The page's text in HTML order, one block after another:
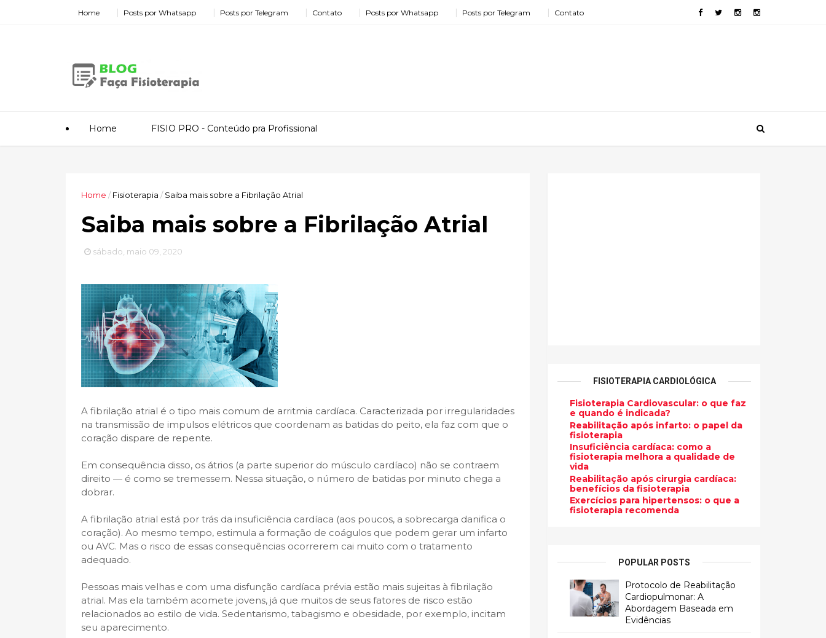
Home Posts por Whatsapp Posts por Telegram Contato Posts por Whatsapp Posts por Telegram Contato
Home FISIO PRO - Conteúdo pra Profissional
Home /Fisioterapia / Saiba mais sobre a Fibrilação Atrial
Saiba mais sobre a Fibrilação Atrial
sábado, maio 09, 2020
A fibrilação atrial é o tipo mais comum de arritmia cardíaca. Caracterizada por irregularidades
na transmissão de impulsos elétricos que coordenam as batidas do peito, ela faz com que o
coração dispare de repente.
Em consequência disso, os átrios (a parte superior do músculo cardíaco) não se contraem
direito — é como se tremessem. Nessa situação, o número de batidas por minuto chega a
dobrar.
A fibrilação atrial está por trás da insuficiência cardíaca (aos poucos, a sobrecarga danifica o
coração). Ao mesmo tempo, estimula a formação de coágulos que podem gerar um infarto
ou AVC. Mas o risco de essas consequências ocorrerem cai muito com o tratamento
adequado.
Pessoas mais velhas e com uma disfunção cardíaca prévia estão mais sujeitas à fibrilação
atrial. Mas ela também acomete jovens, já que muitos de seus fatores de risco estão
relacionados ao estilo de vida. Sedentarismo, tabagismo e obesidade, por exemplo, incitam
seu aparecimento.
FISIOTERAPIA CARDIOLÓGICA
Fisioterapia Cardiovascular: o que faz
e quando é indicada?
Reabilitação após infarto: o papel da
fisioterapia
Insuficiência cardíaca: como a
fisioterapia melhora a qualidade de
vida
Reabilitação após cirurgia cardíaca:
benefícios da fisioterapia
Exercícios para hipertensos: o que a
fisioterapia recomenda
POPULAR POSTS
Protocolo de Reabilitação
Cardiopulmonar: A
Abordagem Baseada em
Evidências